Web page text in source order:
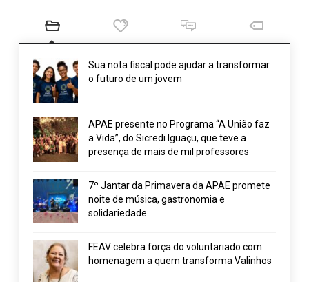
Sua nota fiscal pode ajudar a transformar
o futuro de um jovem
APAE presente no Programa “A União faz
a Vida”, do Sicredi Iguaçu, que teve a
presença de mais de mil professores
7º Jantar da Primavera da APAE promete
noite de música, gastronomia e
solidariedade
FEAV celebra força do voluntariado com
homenagem a quem transforma Valinhos